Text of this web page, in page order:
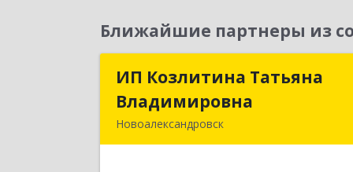
Ближайшие партнеры из
ИП Козлитина Татьяна
Владимировна
Новоалександровск
ИП Козлитина Татьяна
Владимировна